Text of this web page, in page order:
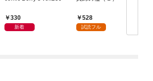
330
新着
528
試読フル